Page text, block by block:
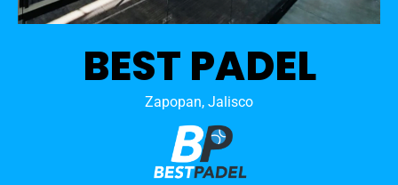
BEST PADEL
Zapopan, Jalisco